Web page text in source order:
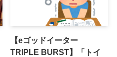
【eゴッドイーター
TRIPLE BURST】「トイ